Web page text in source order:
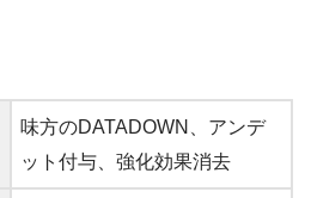
味方のDATADOWN、アンデ
ット付与、強化効果消去